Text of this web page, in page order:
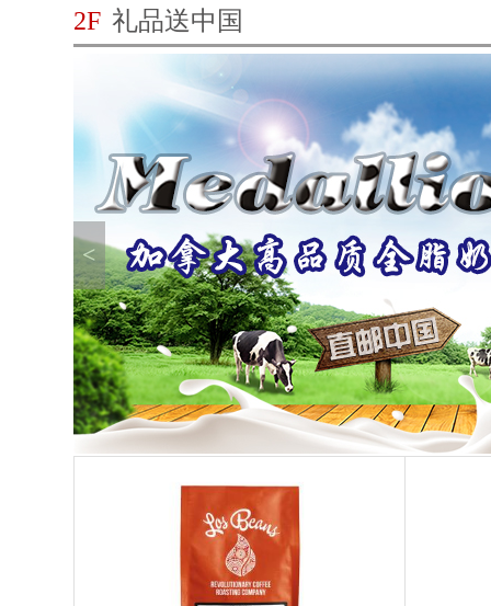
2F 礼品送中国
<